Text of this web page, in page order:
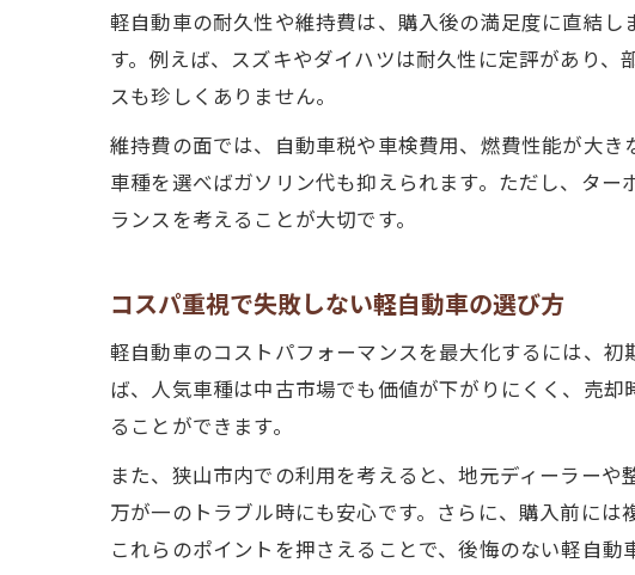
軽自
軽自動車の耐久性や維持費は、購入後の満足度に直結
す。例えば、スズキやダイハツは耐久性に定評があり
スも珍しくありません。
維持費の面では、自動車税や車検費用、燃費性能が大
車種を選べばガソリン代も抑えられます。ただし、タ
ランスを考えることが大切です。
コスパ重視で失敗しない軽自動車の選び方
軽自動車のコストパフォーマンスを最大化するには、
ば、人気車種は中古市場でも価値が下がりにくく、売
ることができます。
また、狭山市内での利用を考えると、地元ディーラー
万が一のトラブル時にも安心です。さらに、購入前に
これらのポイントを押さえることで、後悔のない軽自動